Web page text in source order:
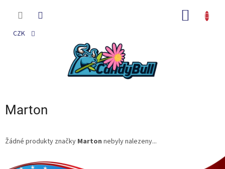
CZK
Marton
Žádné produkty značky Marton nebyly nalezeny...